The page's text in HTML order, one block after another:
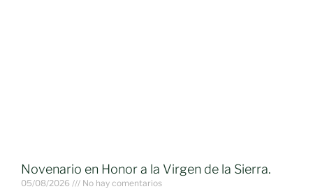
Novenario en Honor a la Virgen de la Sierra.
05/08/2026 No hay comentarios